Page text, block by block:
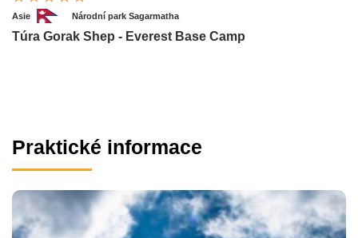
Asie Národní park Sagarmatha
Túra Gorak Shep - Everest Base Camp
Praktické informace